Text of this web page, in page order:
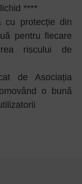
****
cu protecție din
pentru fiecare
riscului de
de Asociația
o bună